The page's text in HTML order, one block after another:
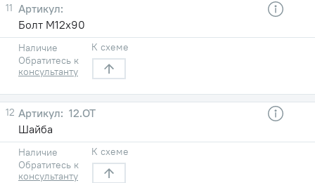
11
Болт М12х90
Наличие
Обратитесь к
консультанту
К схеме
12
12.ОТ
Шайба
Наличие
Обратитесь к
консультанту
К схеме